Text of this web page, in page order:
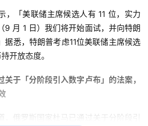
，「美联储主席候选人有 11 位，实力
9 月 1 日）我们将开始面试，并向特朗
悉， 特朗普考虑11位美联储主席候选
开放态度。
关于「分阶段引入数字卢布」的法案，
，俄罗斯国家杜马已通过关于分阶段引